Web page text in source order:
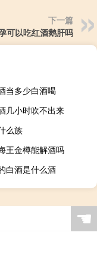
下一篇
可以吃红酒鹅肝吗
当多少白酒喝
几小时吹不出来
么族
王金樽能解酒吗
白酒是什么酒
☚